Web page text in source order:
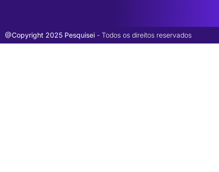
@Copyright 2025 Pesquisei - Todos os direitos reservados